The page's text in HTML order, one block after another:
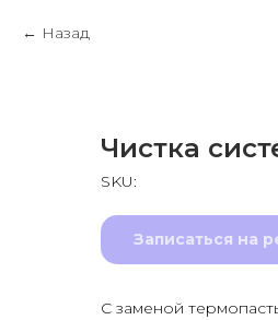
Назад
Чистка
SKU:
Записаться на
С заменой